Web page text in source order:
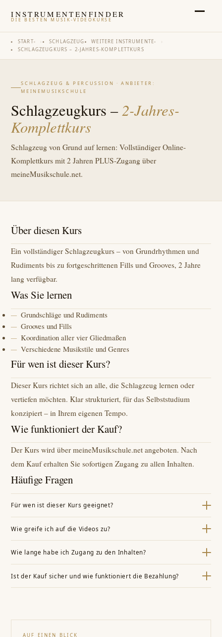
INSTRUMENTENFINDER
DIE BESTEN MUSIK-VIDEOKURSE
START › SCHLAGZEUG WEITERE INSTRUMENTE
›
SCHLAGZEUGKURS – 2-JAHRES-KOMPLETTKURS
SCHLAGZEUG & PERCUSSION · ANBIETER:
MEINEMUSIKSCHULE
Schlagzeugkurs –2-Jahres-
Komplettkurs
Schlagzeug von Grund auf lernen: Vollständiger Online-
Komplettkurs mit 2 Jahren PLUS-Zugang über
meineMusikschule.net.
Über diesen Kurs
Ein vollständiger Schlagzeugkurs – von Grundrhythmen und
Rudiments bis zu fortgeschrittenen Fills und Grooves, 2 Jahre
lang verfügbar.
Was Sie lernen
Grundschläge und Rudiments
Grooves und Fills
Koordination aller vier Gliedmaßen
Verschiedene Musikstile und Genres
Für wen ist dieser Kurs?
Dieser Kurs richtet sich an alle, die Schlagzeug lernen oder
vertiefen möchten. Klar strukturiert, für das Selbststudium
konzipiert – in Ihrem eigenen Tempo.
Wie funktioniert der Kauf?
Der Kurs wird über meineMusikschule.net angeboten. Nach
dem Kauf erhalten Sie sofortigen Zugang zu allen Inhalten.
Häufige Fragen
Für wen ist dieser Kurs geeignet?
Schlagzeug lernen oder vertiefen möchten – vom Einsteiger bis zum
Fortgeschrittenen, je nach Kursniveau. Die Inhalte sind für das
Wie greife ich auf die Videos zu?
und können alle Lektionen direkt im Browser oder über die App
ansehen – in Ihrem eigenen Tempo.
Wie lange habe ich Zugang zu den Inhalten?
ausreichend Zeit, um in Ihrem eigenen Tempo zu lernen und Inhalte
Ist der Kauf sicher und wie funktioniert die Bezahlung?
Sofortüberweisung). Sie werden nach Klick auf den Kursbutton direkt
zur sicheren Bestellseite weitergeleitet.
AUF EINEN BLICK